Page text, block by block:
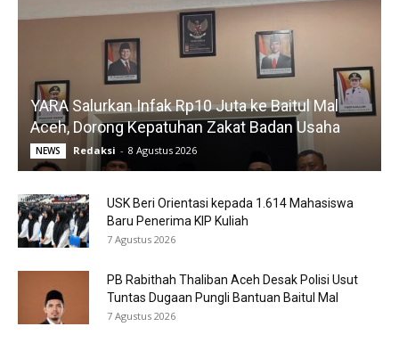
YARA Salurkan Infak Rp10 Juta ke Baitul Mal
Aceh, Dorong Kepatuhan Zakat Badan Usaha
NEWS Redaksi - 8 Agustus 2026
USK Beri Orientasi kepada 1.614 Mahasiswa
Baru Penerima KIP Kuliah
7 Agustus 2026
PB Rabithah Thaliban Aceh Desak Polisi Usut
Tuntas Dugaan Pungli Bantuan Baitul Mal
7 Agustus 2026